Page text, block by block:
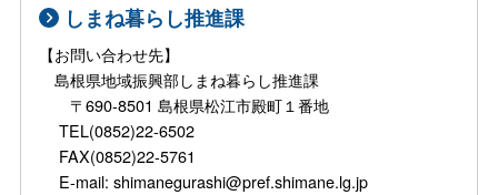
しまね暮らし推進課
【お問い合わせ先】
島根県地域振興部しまね暮らし推進課
〒690-8501 島根県松江市殿町１番地
TEL(0852)22-6502
FAX(0852)22-5761
E-mail: shimanegurashi@pref.shimane.lg.jp